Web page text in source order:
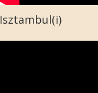
Isztambul(i)